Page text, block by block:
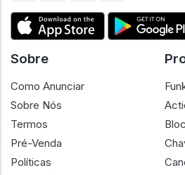
colecionadores e lojistas em um
preços justos e foco na melhor
Sobre
Como Anunciar
Sobre Nós